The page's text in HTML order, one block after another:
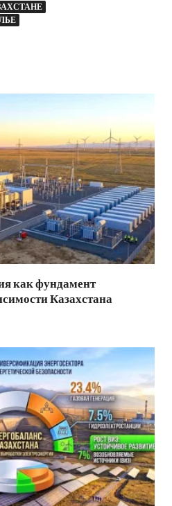
как фундамент
Казахстана